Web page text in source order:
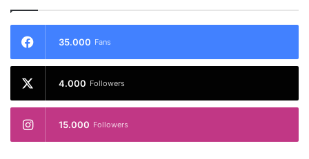
35.000 Fans
4.000 Followers
15.000 Followers